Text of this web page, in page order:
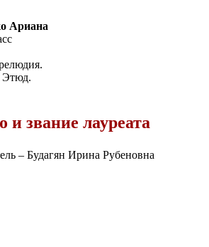
Ариана
и звание лауреата
– Будагян Ирина Рубеновна